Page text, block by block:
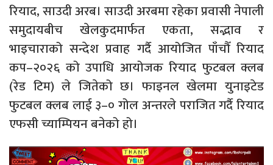
रियाद, साउदी अरब। साउदी अरबमा रहेका प्रवासी नेपाली
समुदायबीच खेलकुदमार्फत एकता, सद्भाव र
भाइचाराको सन्देश प्रवाह गर्दै आयोजित पाँचौँ रियाद
कप–२०२६ को उपाधि आयोजक रियाद फुटबल क्लब
(रेड टिम) ले जितेको छ। फाइनल खेलमा युनाइटेड
फुटबल क्लब लाई ३–० गोल अन्तरले पराजित गर्दै रियाद
एफसी च्याम्पियन बनेको हो।